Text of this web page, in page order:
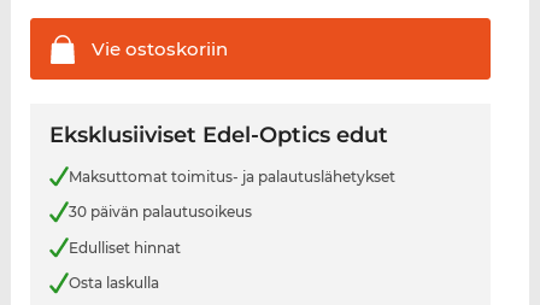
Vieostoskoriin
Eksklusiiviset Edel-Optics edut
Maksuttomat toimitus- ja palautuslähetykset
30 päivän palautusoikeus
Edulliset hinnat
Osta laskulla